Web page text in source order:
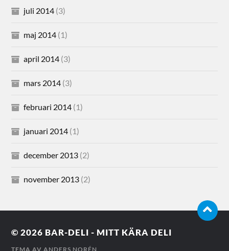
juli 2014 (3)
maj 2014 (1)
april 2014 (3)
mars 2014 (3)
februari 2014 (1)
januari 2014 (1)
december 2013 (2)
november 2013 (2)
© 2026 BAR-DELI - MITT KÄRA DELI
TEMA AVANDERS NORÉN